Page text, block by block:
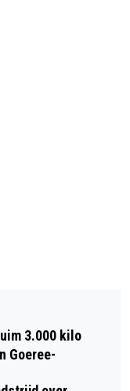
3.000 kilo
Goeree-